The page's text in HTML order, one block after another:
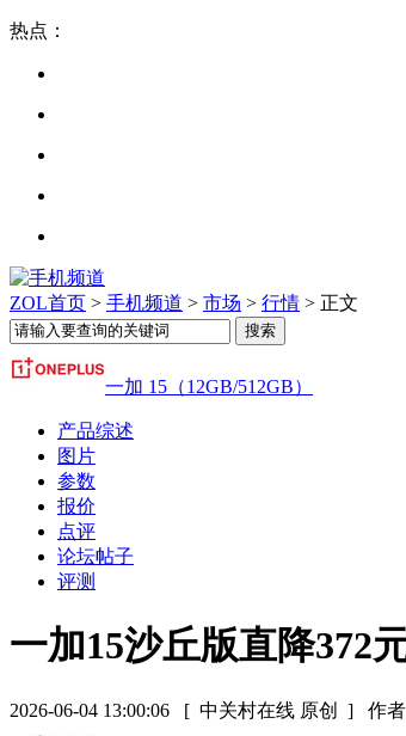
热点：
ZOL首页 > 手机频道 > 市场 > 行情 > 正文
一加 15（12GB/512GB）
产品综述
图片
参数
报价
点评
论坛帖子
评测
一加15沙丘版直降372
2026-06-04 13:00:06 [ 中关村在线 原创 ] 作